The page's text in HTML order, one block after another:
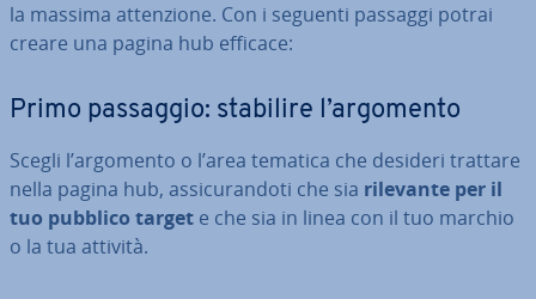
la massima at­ten­zio­ne. Con i seguenti passaggi potrai
creare una pagina hub efficace:
Primo passaggio: stabilire l’argomento
Scegli l’argomento o l’area tematica che desideri trattare
nella pagina hub, as­si­cu­ran­do­ti che sia rilevante per il
tuo pubblico target e che sia in linea con il tuo marchio
o la tua attività.